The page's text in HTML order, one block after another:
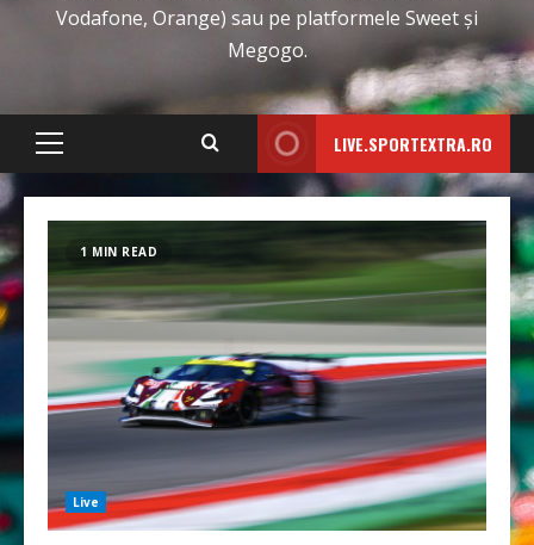
Vodafone, Orange) sau pe platformele Sweet și
Megogo.
Primary
LIVE.SPORTEXTRA.RO
1 MIN READ
Live